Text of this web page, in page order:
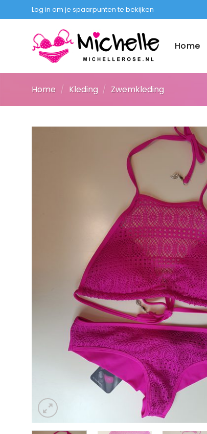
naar
Log in om je spaarpunten te bekijken
Home
Home / Kleding / Zwemkleding